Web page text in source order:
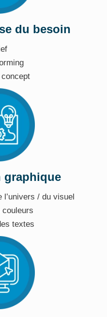
du besoin
graphique
l’univers / du visuel
couleurs
textes